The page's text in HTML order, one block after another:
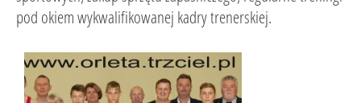
pod okiem wykwalifikowanej kadry trenerskiej.